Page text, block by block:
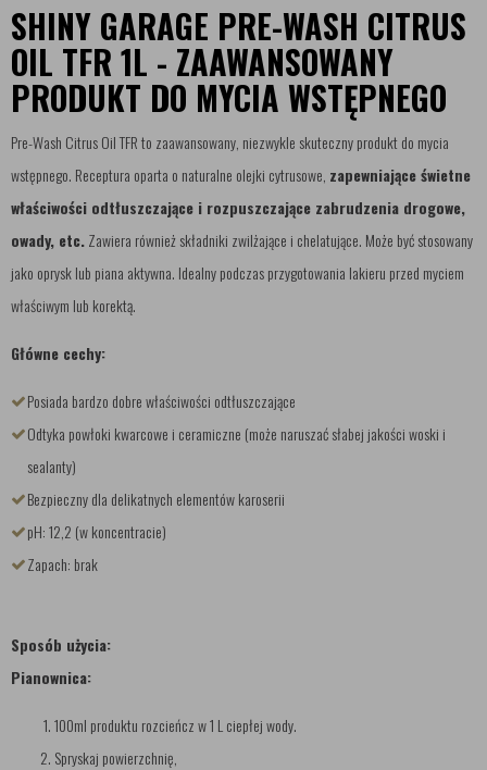
SHINY GARAGE PRE-WASH CITRUS
OIL TFR 1L - ZAAWANSOWANY
PRODUKT DO MYCIA WSTĘPNEGO
Pre-Wash Citrus Oil TFR to zaawansowany, niezwykle skuteczny produkt do mycia
wstępnego. Receptura oparta o naturalne olejki cytrusowe, zapewniające świetne
właściwości odtłuszczające i rozpuszczające zabrudzenia drogowe,
owady, etc.Zawiera również składniki zwilżające i chelatujące. Może być stosowany
jako oprysk lub piana aktywna. Idealny podczas przygotowania lakieru przed myciem
właściwym lub korektą.
Główne cechy:
Posiada bardzo dobre właściwości odtłuszczające
Odtyka powłoki kwarcowe i ceramiczne (może naruszać słabej jakości woski i
sealanty)
Bezpieczny dla delikatnych elementów karoserii
pH: 12,2 (w koncentracie)
Zapach: brak
Sposób użycia:
Pianownica:
100ml produktu rozcieńcz w 1 L ciepłej wody.
Spryskaj powierzchnię,